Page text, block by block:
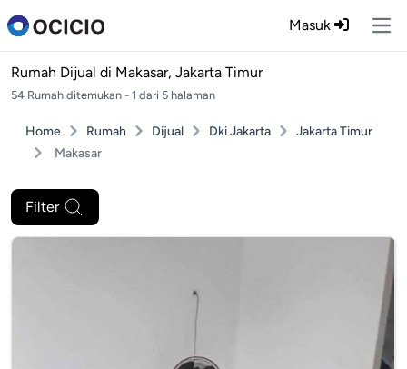
Masuk
Rumah Dijual di Makasar, Jakarta Timur
54 Rumah ditemukan - 1 dari 5 halaman
Home Rumah Dijual Dki Jakarta
Jakarta Timur
Makasar
Filter